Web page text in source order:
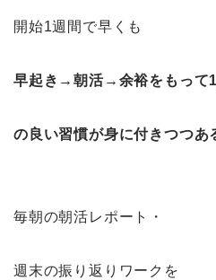
開始1週間で早くも
早起き→朝活→余裕をもって1
の良い習慣が身に付きつつあ
毎朝の朝活レポート・
週末の振り返りワークを